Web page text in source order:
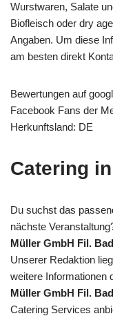
Wurstwaren, Salate
Biofleisch oder dry
Angaben. Um diese
am besten direkt
Bewertungen auf
Facebook Fans der
Herkunftsland: DE
Catering
Du suchst das
nächste
Müller GmbH Fil.
Unserer Redaktion
weitere Informationen
Müller GmbH Fil.
Catering Services